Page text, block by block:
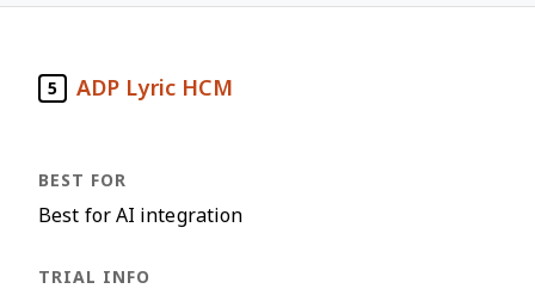
5 ADP Lyric HCM
Best for AI integration